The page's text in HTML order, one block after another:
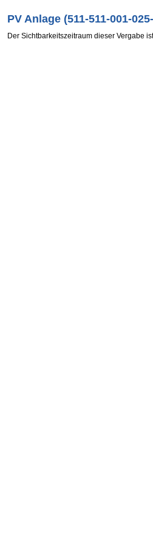
PV Anlage (511-511-001-
Der Sichtbarkeitszeitraum dieser Vergabe